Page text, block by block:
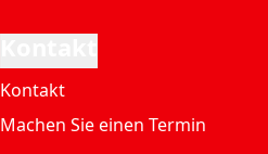
Kontakt
Machen Sie einen Termin